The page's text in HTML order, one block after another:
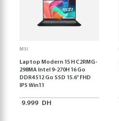
MSI
Laptop Modern 15 H C2RMG-
298MA Intel 9-270H 16 Go
DDR4 512 Go SSD 15.6" FHD
IPS Win11
9.999 DH